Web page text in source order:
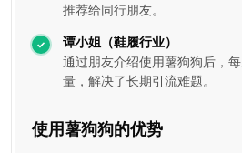
推荐给同行朋友。
谭小姐（鞋履行业）
通过朋友介绍使用薯狗狗后，
量，解决了长期引流难题。
使用薯狗狗的优势